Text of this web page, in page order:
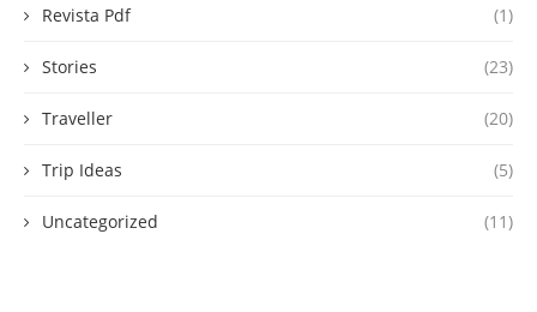
Revista Pdf (1)
Stories (23)
Traveller (20)
Trip Ideas (5)
Uncategorized (11)